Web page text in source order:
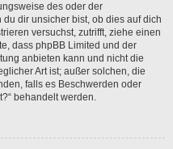
des oder der
dir unsicher bist, ob dies auf dich
versuchst, zutrifft, ziehe einen
dass phpBB Limited und der
anbieten kann und nicht die
Art ist; außer solchen, die
falls es Beschwerden oder
behandelt werden.